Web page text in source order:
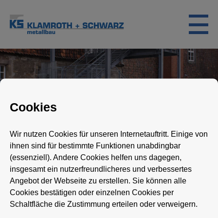
content
Ge­län­der und Trep­pen
Ihr Ansprechpartner
für hochwertigen Stahlbau und
mehr
Cookies
Wir nutzen Cookies für unseren Internetauftritt. Einige von
ihnen sind für bestimmte Funktionen unabdingbar
(essenziell). Andere Cookies helfen uns dagegen,
insgesamt ein nutzerfreundlicheres und verbessertes
Angebot der Webseite zu erstellen. Sie können alle
Cookies bestätigen oder einzelnen Cookies per
Schaltfläche die Zustimmung erteilen oder verweigern.